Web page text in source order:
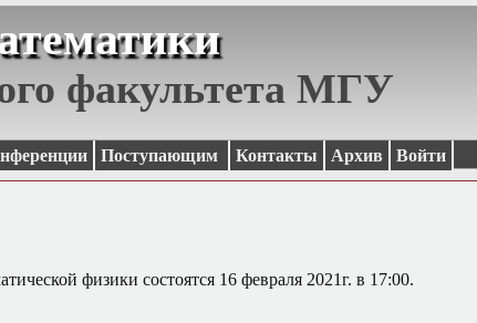
факультета МГУ
Поступающим Контакты Архив Войти
физики состоятся 16 февраля 2021г. в 17:00.